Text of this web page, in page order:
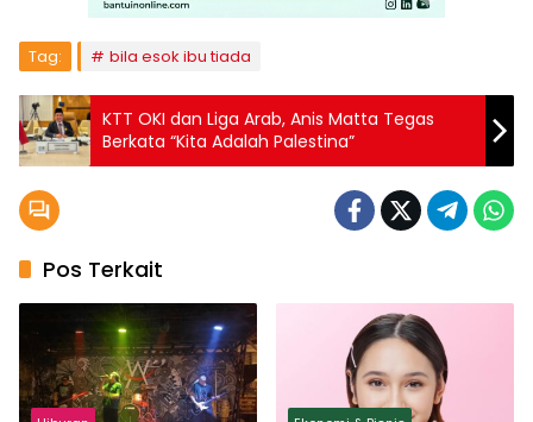
Tag: bila esok ibu tiada
KTT OKI dan Liga Arab, Anis Matta Tegas
Berkata “Kita Adalah Palestina”
Pos Terkait